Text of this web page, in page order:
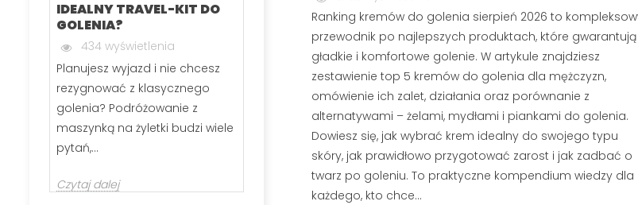
IDEALNY TRAVEL-KIT DO
GOLENIA?
434 wyświetlenia
Planujesz wyjazd i nie chcesz
rezygnować z klasycznego
golenia? Podróżowanie z
maszynką na żyletki budzi wiele
pytań,...
Czytaj dalej
RANKING NAJLEPSZYCH
MODELI CZERWIEC 2026
288 wyświetlenia
Jeśli zastanawiasz się, czy lepiej
wybrać szczotkę do brody, czy
kartacz, nie jesteś sam.
Odpowiednio dobrane...
Czytaj dalej
POTRZEBUJE
GŁĘBOKIEGO
OCZYSZCZANIA?
264 wyświetlenia
Myślisz, że mydło i woda
wystarczą do pielęgnacji
męskiej twarzy? Jeśli
się z szarą cerą lub
Czytaj dalej
Ranking kremów do golenia sierpień 2026 to
przewodnik po najlepszych produktach, które gwarantują
gładkie i komfortowe golenie. W artykule znajdziesz
zestawienie top 5 kremów do golenia dla mężczyzn,
omówienie ich zalet, działania oraz porównanie z
alternatywami – żelami, mydłami i piankami do golenia.
Dowiesz się, jak wybrać krem idealny do swojego typu
skóry, jak prawidłowo przygotować zarost i jak zadbać o
twarz po goleniu. To praktyczne kompendium wiedzy dla
każdego, kto chce...